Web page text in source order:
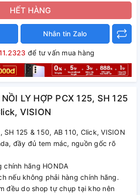
HẾT HÀNG
Nhắn tin Zalo
để tư vấn mua hàng
LY HỢP PCX 125, SH 125
VISION
SH 125 & 150, AB 110, Click, VISION
đầy đủ tem mác, nguồn gốc rõ
chính hãng HONDA
nếu không phải hàng chính hãng.
đều do shop tự chụp tại kho nên